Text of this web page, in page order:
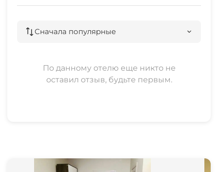
Сначала популярные
По данному отелю еще никто не
оставил отзыв, будьте первым.